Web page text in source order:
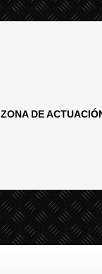
ZONADE